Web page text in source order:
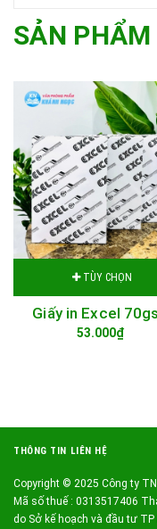
SẢN PHẨM
TÙY CHỌN
Giấy in Excel
53.000₫
THÔNG TIN LIÊN HỆ
Copyright © 2025 Công ty
Mã số thuế : 0313517406
do Sở kế hoạch và đầu tư TP